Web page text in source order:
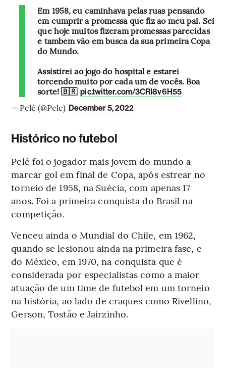
Em 1958, eu caminhava pelas ruas pensando
em cumprir a promessa que fiz ao meu pai. Sei
que hoje muitos fizeram promessas parecidas
e também vão em busca da sua primeira Copa
do Mundo.
Assistirei ao jogo do hospital e estarei
torcendo muito por cada um de vocês. Boa
sorte! 🇧🇷 pic.twitter.com/3CRI8v6H55
— Pelé (@Pele) December 5, 2022
Histórico no futebol
Pelé foi o jogador mais jovem do mundo a
marcar gol em final de Copa, após estrear no
torneio de 1958, na Suécia, com apenas 17
anos. Foi a primeira conquista do Brasil na
competição.
Venceu ainda o Mundial do Chile, em 1962,
quando se lesionou ainda na primeira fase, e
do México, em 1970, na conquista que é
considerada por especialistas como a maior
atuação de um time de futebol em um torneio
na história, ao lado de craques como Rivellino,
Gerson, Tostão e Jairzinho.